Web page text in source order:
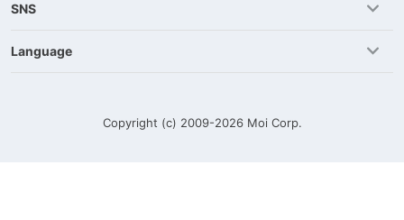
SNS
Language
Copyright (c) 2009-2026 Moi Corp.